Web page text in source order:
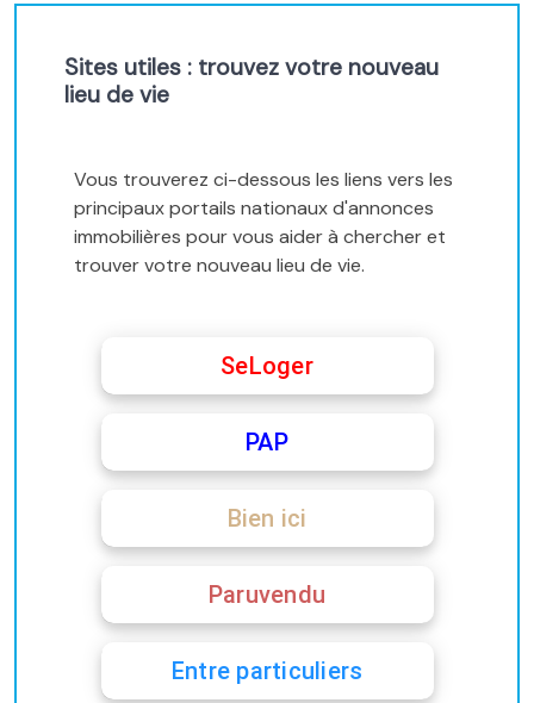
Sites utiles : trouvez votre nouveau
lieu de vie
Vous trouverez ci-dessous les liens vers les
principaux portails nationaux d'annonces
immobilières pour vous aider à chercher et
trouver votre nouveau lieu de vie.
SeLoger
PAP
Bien ici
Paruvendu
Entre particuliers